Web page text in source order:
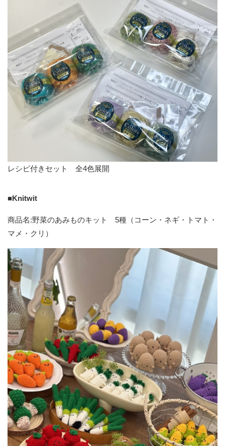
レシピ付きセット 全4色展開
■Knitwit
商品名:野菜のあみものキット 5種（コーン・ネギ・トマト・
マメ・クリ）